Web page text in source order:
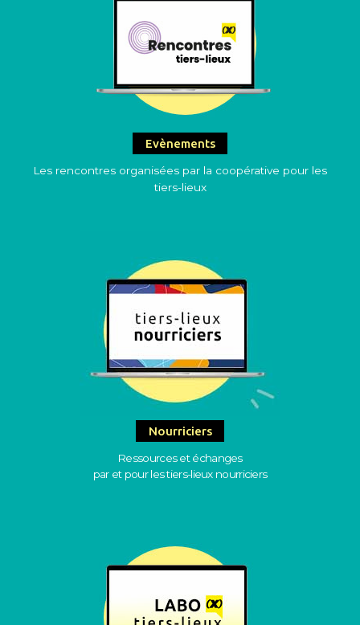
Evènements
Les rencontres organisées par la coopérative pour les
tiers-lieux
Nourriciers
Ressources et échanges
par et pour les tiers-lieux nourriciers